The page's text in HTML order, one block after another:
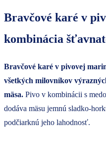
Bravčové karé v
kombinácia
Bravčové karé v pivovej
všetkých milovníkov
mäsa. Pivo v kombinácii s
dodáva mäsu jemnú sladko-
podčiarknú jeho lahodnosť.